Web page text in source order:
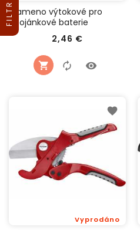
Rameno výtokové pro
stojánkové baterie
240mm, lesklý chrom,
BALLETTO 81062
2,46 €
Vyprodáno
FILTR